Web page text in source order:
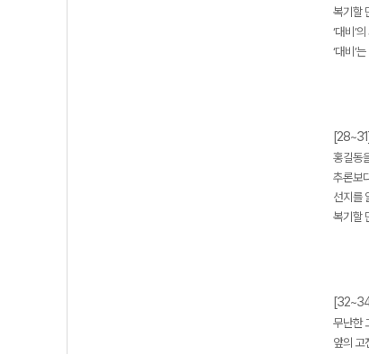
복기할
‘대비’
‘대비’
홍길동
추론보
선지를
복기할
무난한
앞의 고